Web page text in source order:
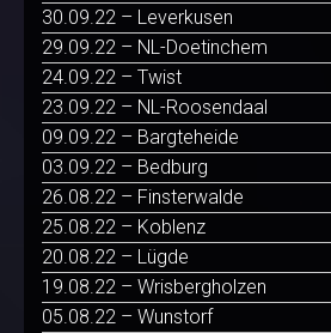
30.09.22 – Leverkusen
29.09.22 – NL-Doetinchem
24.09.22 – Twist
23.09.22 – NL-Roosendaal
09.09.22 – Bargteheide
03.09.22 – Bedburg
26.08.22 – Finsterwalde
25.08.22 – Koblenz
20.08.22 – Lügde
19.08.22 – Wrisbergholzen
05.08.22 – Wunstorf